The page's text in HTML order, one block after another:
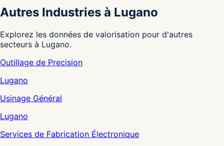
Autres Industries à Lugano
Explorez les données de valorisation pour d'autres
secteurs à Lugano.
Outillage de Precision
Lugano
Usinage Général
Lugano
Services de Fabrication Électronique